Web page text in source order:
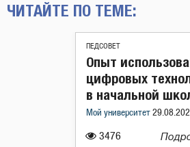
ЧИТАЙТЕ ПО ТЕМЕ:
ПЕДСОВЕТ
3476
Опыт
цифровых
в начальной
Мой университет